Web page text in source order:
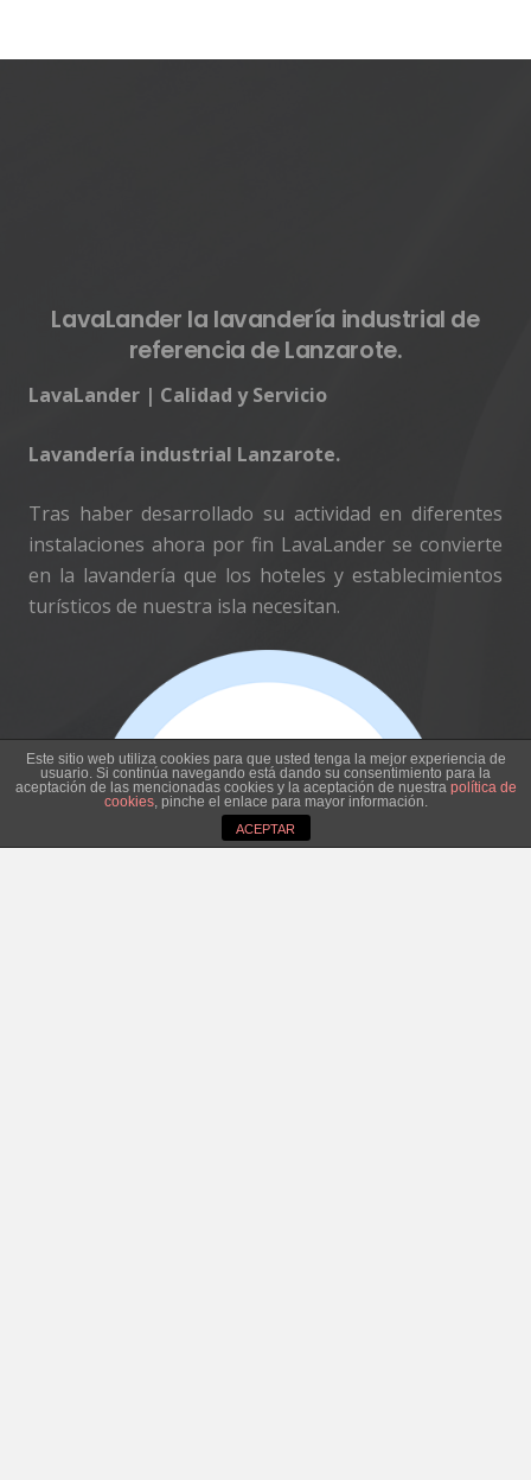
LavaLander la lavandería industrial de
referencia de Lanzarote.
LavaLander | Calidad y Servicio
Lavandería industrial Lanzarote.
Tras haber desarrollado su actividad en diferentes
instalaciones ahora por fin LavaLander se convierte
en la lavandería que los hoteles y establecimientos
turísticos de nuestra isla necesitan.
Este sitio web utiliza cookies para que usted tenga la mejor experiencia de
usuario. Si continúa navegando está dando su consentimiento para la
aceptación de las mencionadas cookies y la aceptación de nuestra política de
cookies, pinche el enlace para mayor información.
ACEPTAR